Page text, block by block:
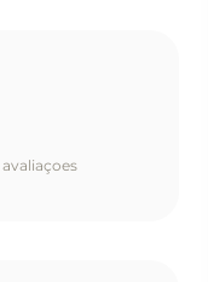
avaliaçoes